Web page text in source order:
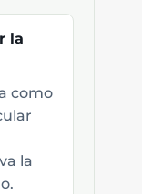
la
como
la